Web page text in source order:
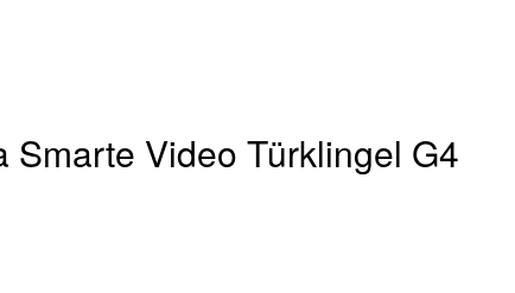
Smarte Video Türklingel G4